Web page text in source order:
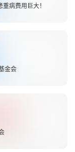
病费用巨大！
金会